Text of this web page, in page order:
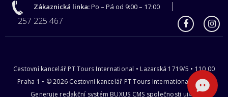
Zákaznická linka:Po – Pá od 9:00 – 17:00
257 225 467
Cestovní kancelář PT Tours International • Lazarská 1719/5 • 110 00
Praha 1 • © 2026 Cestovní kancelář PT Tours International s.r.o |
Generuje redakční systém BUXUS CMS společnosti ui42 .